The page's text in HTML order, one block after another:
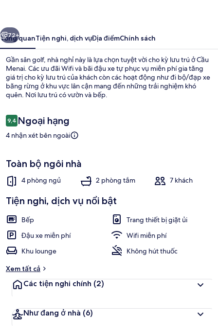
Tiếp
72+
Tổng quanTiện nghi, dịch vụĐịa điểmChính sách
Gần sân golf, nhà nghỉ này là lựa chọn tuyệt vời cho kỳ lưu trú ở Cầu
Menai. Các ưu đãi Wifi và bãi đậu xe tự phục vụ miễn phí gia tăng
giá trị cho kỳ lưu trú của khách còn các hoạt động như đi bộ/đạp xe
băng rừng ở khu vực lân cận mang đến những trải nghiệm khó
quên. Nơi lưu trú có vườn và bếp.
Nhận
xét
9,49,4 trên 10,
Ngoại hạng
4 nhận xét bên ngoài
Toàn bộ ngôi nhà
4 phòng ngủ 2 phòng tắm 7 khách
Tiện nghi, dịch vụ nổi bật
Bếp
Trang thiết bị giặt ủi
Đậu xe miễn phí
Wifi miễn phí
Khu lounge
Không hút thuốc
Xem tất cả
Các tiện nghi chính (2)
Như đang ở nhà (6)